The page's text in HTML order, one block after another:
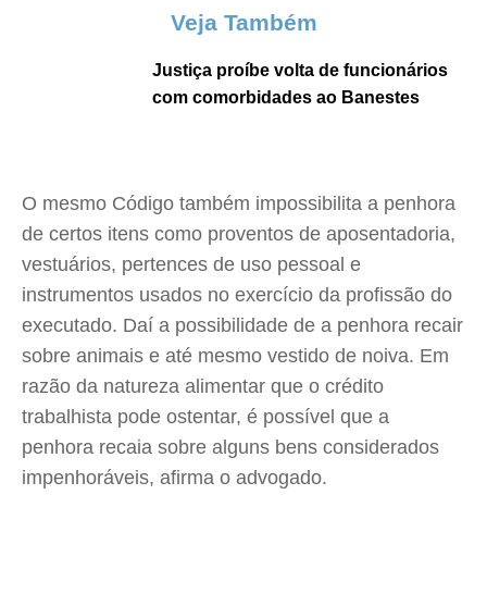
Veja Também
Justiça proíbe volta de funcionários
com comorbidades ao Banestes
O mesmo Código também impossibilita a penhora
de certos itens como proventos de aposentadoria,
vestuários, pertences de uso pessoal e
instrumentos usados no exercício da profissão do
executado. Daí a possibilidade de a penhora recair
sobre animais e até mesmo vestido de noiva. Em
razão da natureza alimentar que o crédito
trabalhista pode ostentar, é possível que a
penhora recaia sobre alguns bens considerados
impenhoráveis, afirma o advogado.